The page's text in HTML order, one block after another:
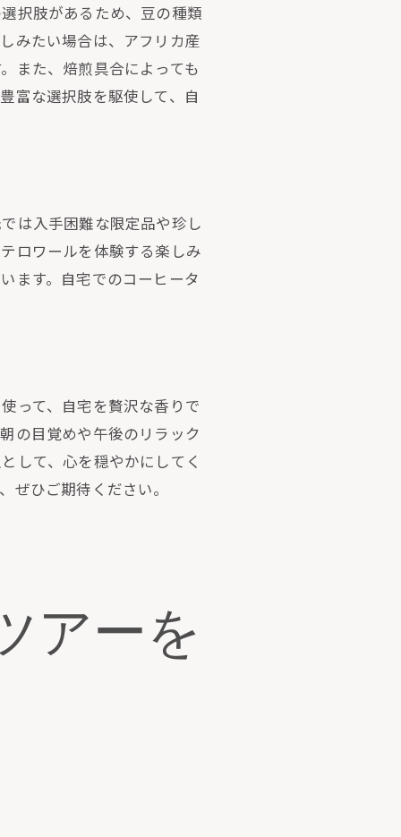
択肢があるため、豆の種類
みたい場合は、アフリカ産
また、焙煎具合によっても
富な選択肢を駆使して、自
は入手困難な限定品や珍し
ロワールを体験する楽しみ
ます。自宅でのコーヒータ
って、自宅を贅沢な香りで
の目覚めや午後のリラック
して、心を穏やかにしてく
ひご期待ください。
アーを